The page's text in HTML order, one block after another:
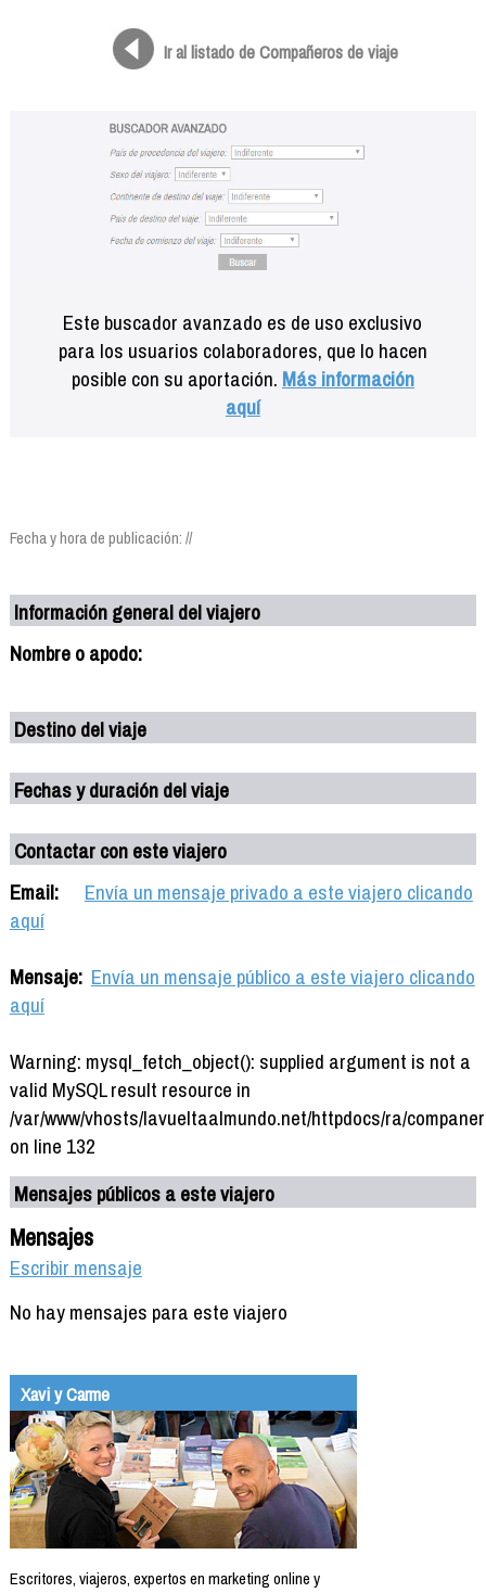
Ir al listado de Compañeros de viaje
Este buscador avanzado es de uso exclusivo
para los usuarios colaboradores, que lo hacen
posible con su aportación. Más información
aquí
Fecha y hora de publicación: //
Información general del viajero
Nombre o apodo:
Destino del viaje
Fechas y duración del viaje
Contactar con este viajero
Email:
Envía un mensaje privado a este viajero clicando
aquí
Mensaje: Envía un mensaje público a este viajero clicando
aquí
Warning: mysql_fetch_object(): supplied argument is not a
valid MySQL result resource in
/var/www/vhosts/lavueltaalmundo.net/httpdocs/ra/
on line 132
Mensajes públicos a este viajero
Mensajes
Escribir mensaje
No hay mensajes para este viajero
Xavi y Carme
Escritores, viajeros, expertos en marketing online y